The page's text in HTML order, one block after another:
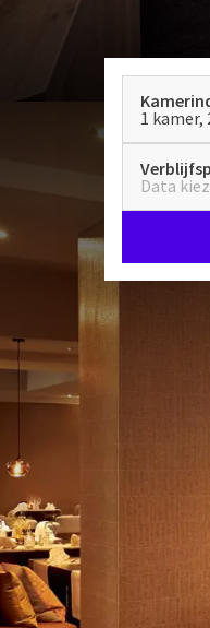
1 kamer,
Data
Hotel
Op 20
prachtige
en rust.
In de
ligbad en
kunt u goed